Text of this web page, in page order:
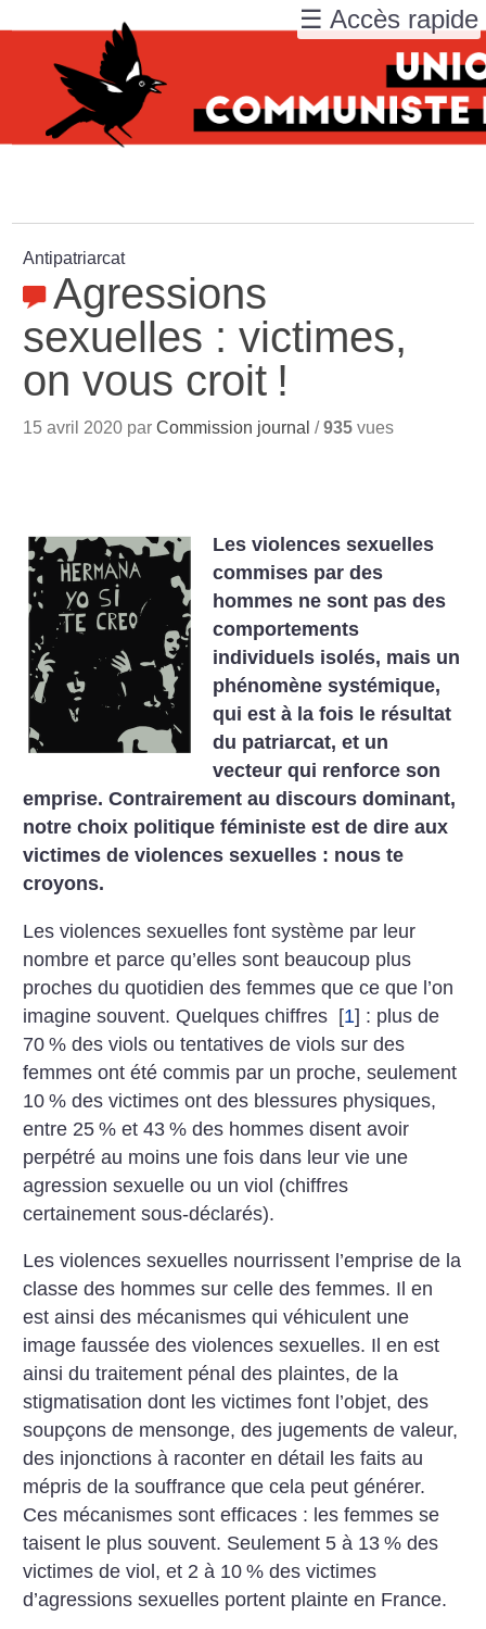
Antipatriarcat
Agressions
sexuelles : victimes,
on vous croit !
15 avril 2020 parCommission journal /935 vues
Les violences sexuelles
commises par des
hommes ne sont pas des
comportements
individuels isolés, mais un
phénomène systémique,
qui est à la fois le résultat
du patriarcat, et un
vecteur qui renforce son
emprise. Contrairement au discours dominant,
notre choix politique féministe est de dire aux
victimes de violences sexuelles : nous te
croyons.
Les violences sexuelles font système par leur
nombre et parce qu’elles sont beaucoup plus
proches du quotidien des femmes que ce que l’on
imagine souvent. Quelques chiffres [1] : plus de
70 % des viols ou tentatives de viols sur des
femmes ont été commis par un proche, seulement
10 % des victimes ont des blessures physiques,
entre 25 % et 43 % des hommes disent avoir
perpétré au moins une fois dans leur vie une
agression sexuelle ou un viol (chiffres
certainement sous-déclarés).
Les violences sexuelles nourrissent l’emprise de la
classe des hommes sur celle des femmes. Il en
est ainsi des mécanismes qui véhiculent une
image faussée des violences sexuelles. Il en est
ainsi du traitement pénal des plaintes, de la
stigmatisation dont les victimes font l’objet, des
soupçons de mensonge, des jugements de valeur,
des injonctions à raconter en détail les faits au
mépris de la souffrance que cela peut générer.
Ces mécanismes sont efficaces : les femmes se
taisent le plus souvent. Seulement 5 à 13 % des
victimes de viol, et 2 à 10 % des victimes
d’agressions sexuelles portent plainte en France.
☰ Accès rapide